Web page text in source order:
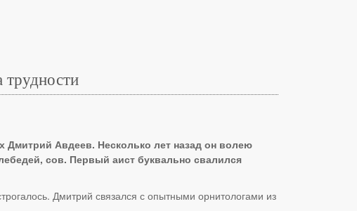
трудности
Дмитрий Авдеев. Несколько лет назад он волею
сов. Первый аист буквально свалился
Дмитрий связался с опытными орнитологами из